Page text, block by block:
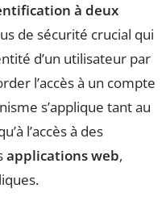
à deux
de sécurité crucial qui
d’un utilisateur par
l’accès à un compte
s’applique tant au
l’accès à des
applications web,